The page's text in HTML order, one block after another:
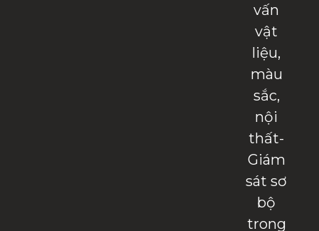
vấn
vật
liệu,
màu
sắc,
nội
thất-
Giám
sát sơ
bộ
trong